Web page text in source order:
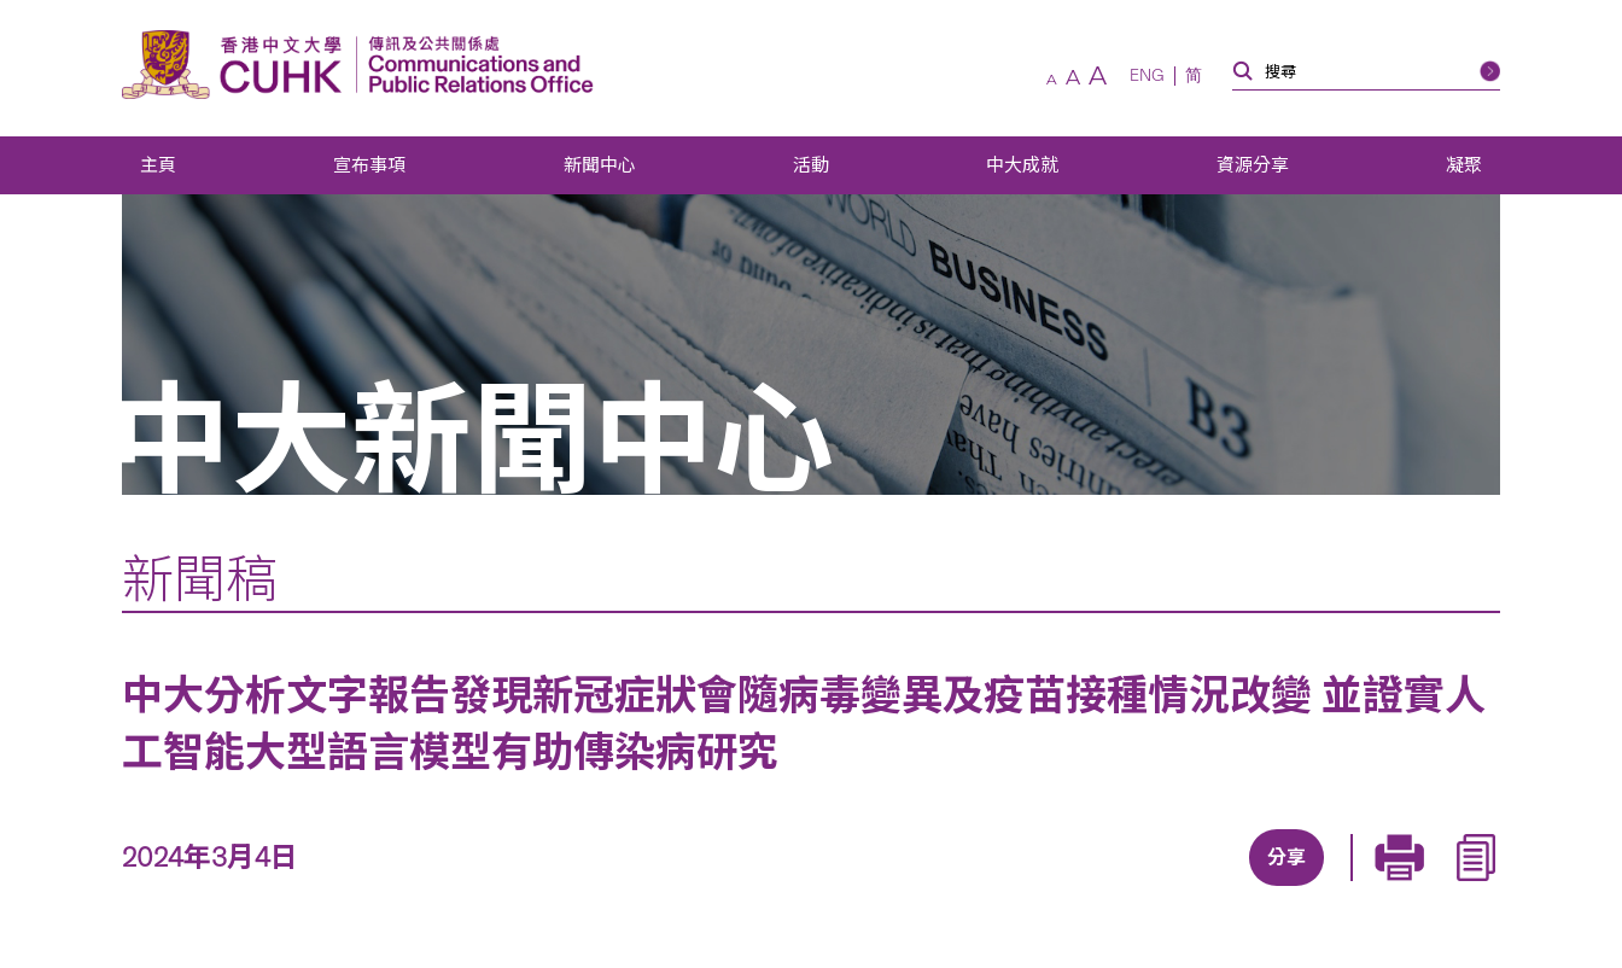
A A A ENG 简
主頁 宣布事項 新聞中心 活動 中大成就 資源分享 凝聚
中大新聞中心
新聞稿
中大分析文字報告發現新冠症狀會隨病毒變異及疫苗接種情況改變 並證實人
工智能大型語言模型有助傳染病研究
2024年3月4日 分享